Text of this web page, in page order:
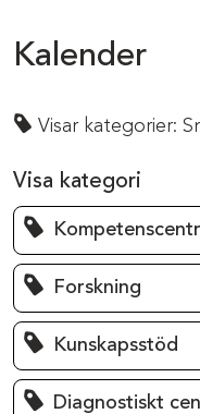
Kalender
Visar kategorier:
Visa kategori
Forskning
Kunskapsstöd
Diagnostiskt